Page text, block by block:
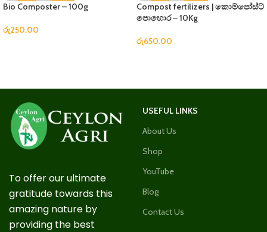
Bio Composter – 100g
රු250.00
Compost fertilizers | කොම්පෝස්ට්
පොහොර – 10Kg
රු650.00
To offer our ultimate
gratitude towards this
amazing nature by
providing the best
USEFUL LINKS
About Us
Shop
YouTube
Blog
Contact Us